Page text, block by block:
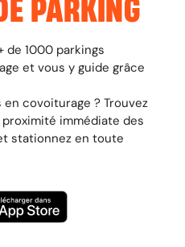
PARKING
de 1000 parkings
et vous y guide grâce
covoiturage ? Trouvez
immédiate des
stationnez en toute